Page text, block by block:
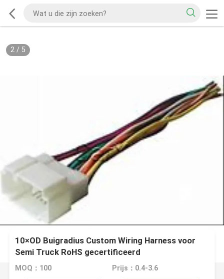
2/ 5
10×OD Buigradius Custom Wiring Harness voor
Semi Truck RoHS gecertificeerd
MOQ：100 Prijs：0.4-3.6